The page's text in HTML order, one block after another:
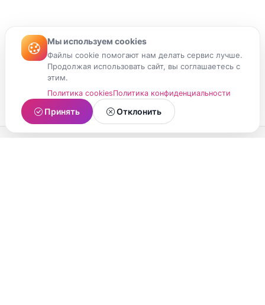
Мы используем cookies
Файлы cookie помогают нам делать сервис лучше.
Продолжая использовать сайт, вы соглашаетесь с
этим.
Политика cookiesПолитика конфиденциальности
Принять Отклонить